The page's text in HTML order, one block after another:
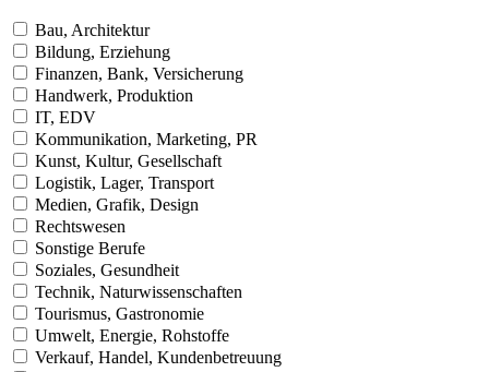
Bau, Architektur
Bildung, Erziehung
Finanzen, Bank, Versicherung
Handwerk, Produktion
IT, EDV
Kommunikation, Marketing, PR
Kunst, Kultur, Gesellschaft
Logistik, Lager, Transport
Medien, Grafik, Design
Rechtswesen
Sonstige Berufe
Soziales, Gesundheit
Technik, Naturwissenschaften
Tourismus, Gastronomie
Umwelt, Energie, Rohstoffe
Verkauf, Handel, Kundenbetreuung